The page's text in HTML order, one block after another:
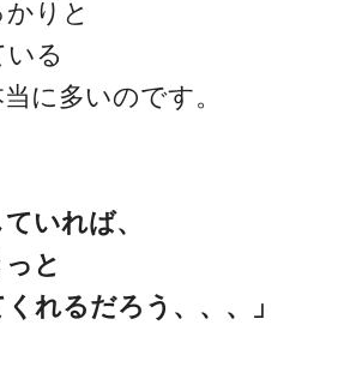
りと
る
に多いのです。
いれば、
と
れるだろう、、、」